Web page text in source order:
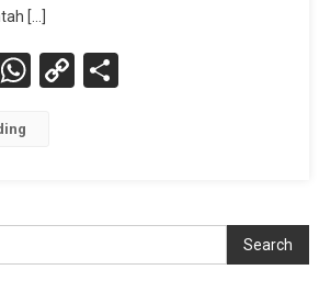
[…]
EmailWhatsApp
Copy
Search